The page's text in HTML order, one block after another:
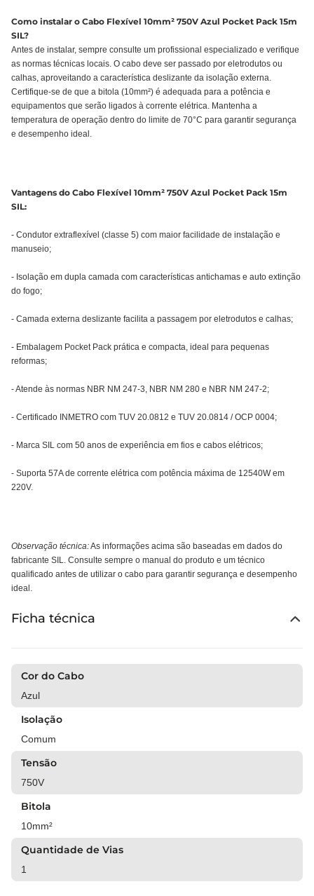
Como instalar o Cabo Flexível 10mm² 750V Azul Pocket Pack 15m
SIL?
Antes de instalar, sempre consulte um profissional especializado e verifique
as normas técnicas locais. O cabo deve ser passado por eletrodutos ou
calhas, aproveitando a característica deslizante da isolação externa.
Certifique-se de que a bitola (10mm²) é adequada para a potência e
equipamentos que serão ligados à corrente elétrica. Mantenha a
temperatura de operação dentro do limite de 70°C para garantir segurança
e desempenho ideal.
Vantagens do Cabo Flexível 10mm² 750V Azul Pocket Pack 15m
SIL:
- Condutor extraflexível (classe 5) com maior facilidade de instalação e
manuseio;
- Isolação em dupla camada com características antichamas e auto extinção
do fogo;
- Camada externa deslizante facilita a passagem por eletrodutos e calhas;
- Embalagem Pocket Pack prática e compacta, ideal para pequenas
reformas;
- Atende às normas NBR NM 247-3, NBR NM 280 e NBR NM 247-2;
- Certificado INMETRO com TUV 20.0812 e TUV 20.0814 / OCP 0004;
- Marca SIL com 50 anos de experiência em fios e cabos elétricos;
- Suporta 57A de corrente elétrica com potência máxima de 12540W em
220V.
Observação técnica:As informações acima são baseadas em dados do
fabricante SIL. Consulte sempre o manual do produto e um técnico
qualificado antes de utilizar o cabo para garantir segurança e desempenho
ideal.
Ficha técnica
Cor do Cabo
Azul
Isolação
Comum
Tensão
750V
Bitola
10mm²
Quantidade de Vias
1